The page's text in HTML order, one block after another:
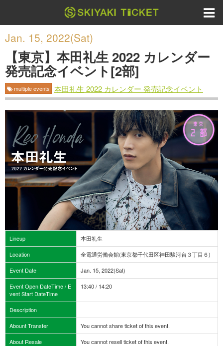
Jan. 15, 2022(Sat)
【東京】本田礼生 2022 カレンダー
発売記念イベント[2部]
multiple events 本田礼生 2022 カレンダー 発売記念イベント
Lineup
本田礼生
Location
全電通労働会館(東京都千代田区神田駿河台３丁目６)
Event Date
Jan. 15, 2022(Sat)
Event Open DateTime / E
vent Start DateTime
13:40 / 14:20
Description
Abount Transfer
You cannot share ticket of this event.
About Resale
You cannot resell ticket of this event.